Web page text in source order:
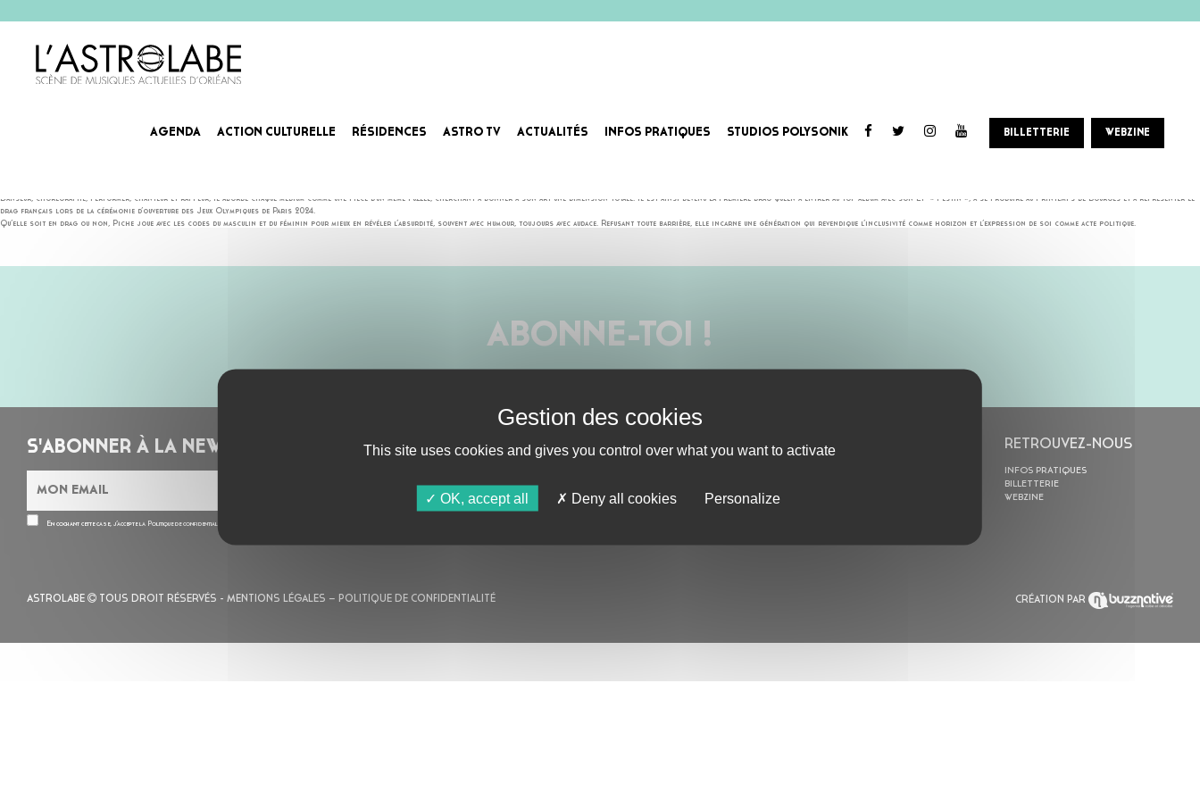
AGENDA ACTION CULTURELLE RÉSIDENCES ASTRO TV ACTUALITÉS INFOS PRATIQUES STUDIOS POLYSONIK BILLETTERIE WEBZINE
Danseur, chorégraphe, performer, chanteur et rappeur, il aborde chaque médium comme une pièce d’un même puzzle, cherchant à donner à son art une dimension totale. Il est ainsi devenu la première drag queen à entrer au top album avec son EP « Festin », à se produire au Printemps de Bourges et à représenter le
drag français lors de la cérémonie d’ouverture des Jeux Olympiques de Paris 2024.
Qu’elle soit en drag ou non, Piche joue avec les codes du masculin et du féminin pour mieux en révéler l’absurdité, souvent avec humour, toujours avec audace. Refusant toute barrière, elle incarne une génération qui revendique l’inclusivité comme horizon et l’expression de soi comme acte politique.
ABONNE-TOI !
S'ABONNER À LA NEWSLETTER
En cochant cette case, j’accepte la Politique de confidentialité
AU PROGRAMME L’ASTROLABE RETROUVEZ-NOUS
INFOS PRATIQUES
BILLETTERIE
WEBZINE
ASTROLABE TOUS DROIT RÉSERVÉS - MENTIONS LÉGALES – POLITIQUE DE CONFIDENTIALITÉ CRÉATION PAR
This site uses cookies and gives you control over what you want to activate
OK, accept all Deny all cookies Personalize